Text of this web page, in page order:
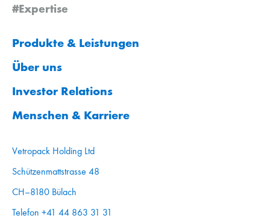
#Expertise
Produkte & Leistungen
Über uns
Investor Relations
Menschen & Karriere
Vetropack Holding Ltd
Schützenmattstrasse 48
CH–8180 Bülach
Telefon +41 44 863 31 31